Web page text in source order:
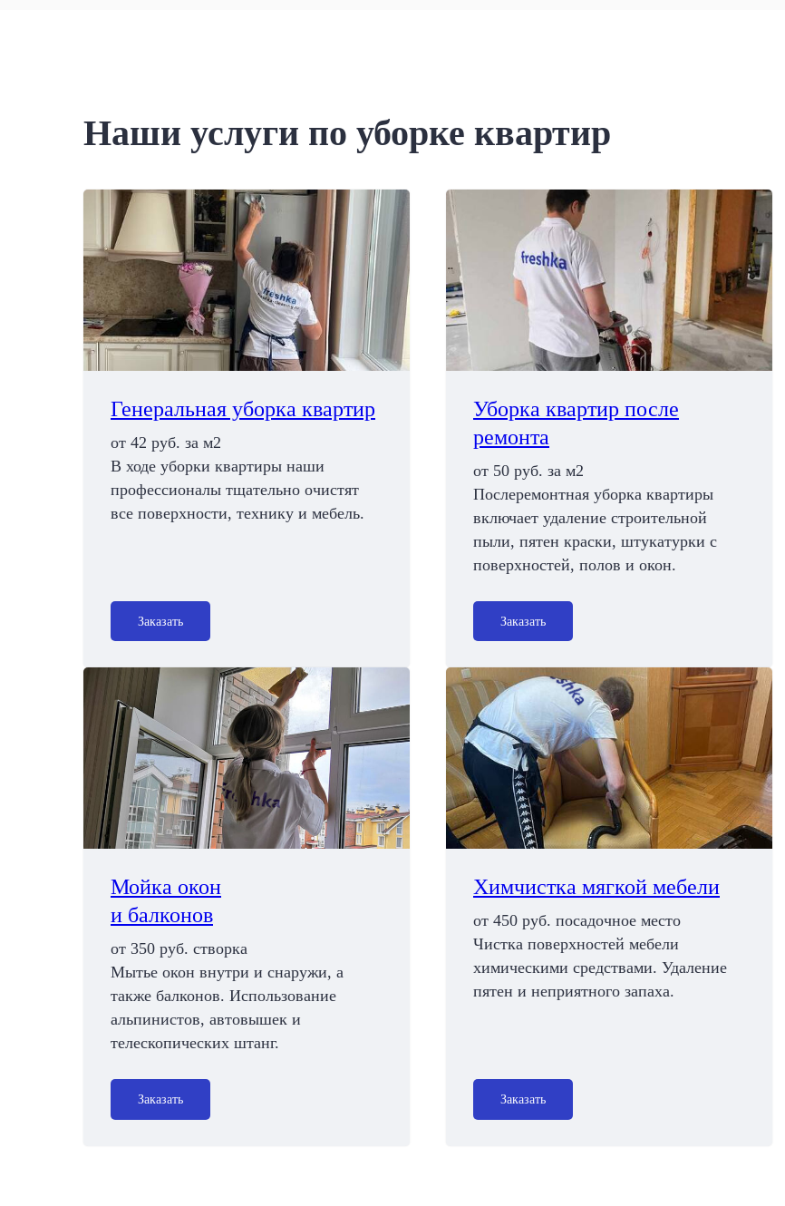
Наши услуги по уборке квартир
Генеральная уборка квартир
от 42 руб. за м2
В ходе уборки квартиры наши
профессионалы тщательно очистят
все поверхности, технику и мебель.
Заказать
Уборка квартир после
ремонта
от 50 руб. за м2
Послеремонтная уборка квартиры
включает удаление строительной
пыли, пятен краски, штукатурки с
поверхностей, полов и окон.
Заказать
Мойка окон
и балконов
от 350 руб. створка
Мытье окон внутри и снаружи, а
также балконов. Использование
альпинистов, автовышек и
телескопических штанг.
Заказать
Химчистка мягкой мебели
от 450 руб. посадочное место
Чистка поверхностей мебели
химическими средствами. Удаление
пятен и неприятного запаха.
Заказать